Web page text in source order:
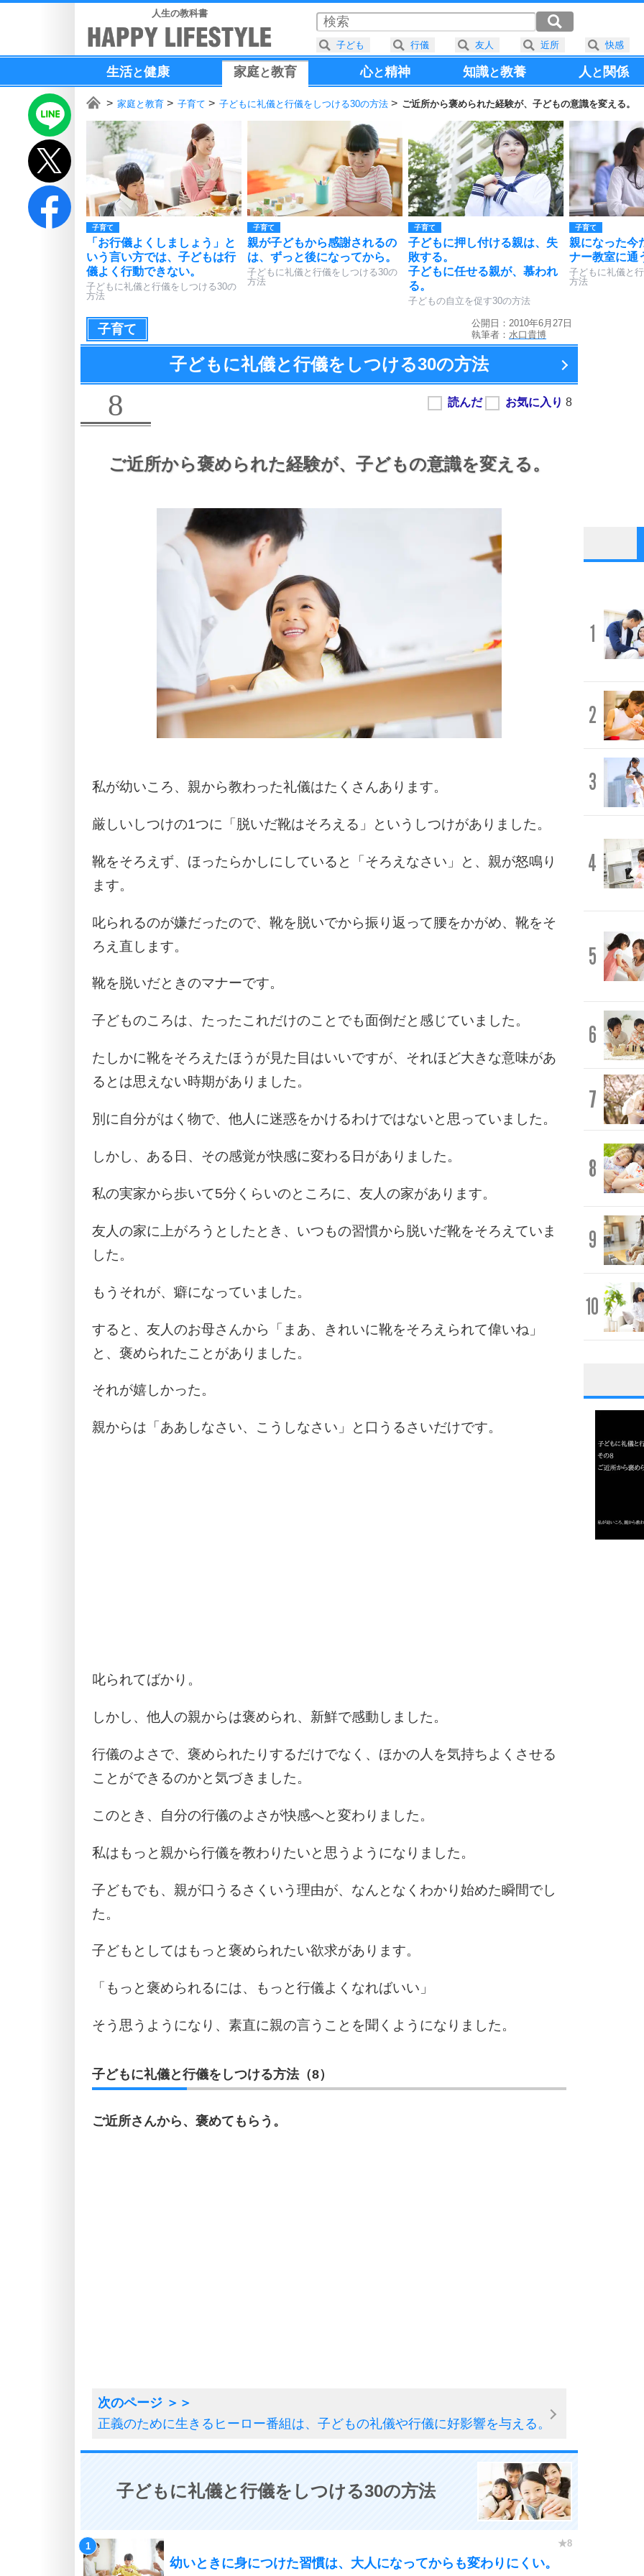
人生の教科書
生活と健康 家庭と教育 心と精神 知識と教養 人と 関係
家庭と教育 子育て 子どもに礼儀と行儀をしつける30の方法 ご近所から褒められた経験が、子どもの意識を変える。
子育て
「お行儀よくしましょう」と
いう言い方では、子どもは行
儀よく行動できない。
子どもに礼儀と行儀をしつける30の
方法
子育て
親が子どもから感謝されるの
は、ずっと後になってから。
子どもに礼儀と行儀をしつける30の
方法
子育て
子どもに押し付ける親は、失
敗する。
子どもに任せる親が、慕われ
る。
子どもの自立を促す30の方法
子育て
親になった今
ナー教室に通
子どもに礼儀と
方法
子育て
公開日：2010年6月27日
執筆者： 水口貴博
子どもに礼儀と行儀をしつける30の方法
8
ご近所から褒められた経験が、 子どもの意識を変える。
私が幼いころ、親から教わった礼儀はたくさんあります。
厳しいしつけの1つに「脱いだ靴はそろえる」というしつけがありました。
靴をそろえず、ほったらかしにしていると「そろえなさい」と、親が怒鳴り
ます。
叱られるのが嫌だったので、靴を脱いでから振り返って腰をかがめ、靴をそ
ろえ直します。
靴を脱いだときのマナーです。
子どものころは、たったこれだけのことでも面倒だと感じていました。
たしかに靴をそろえたほうが見た目はいいですが、それほど大きな意味があ
るとは思えない時期がありました。
別に自分がはく物で、他人に迷惑をかけるわけではないと思っていました。
しかし、ある日、その感覚が快感に変わる日がありました。
私の実家から歩いて5分くらいのところに、友人の家があります。
友人の家に上がろうとしたとき、いつもの習慣から脱いだ靴をそろえていま
した。
もうそれが、癖になっていました。
すると、友人のお母さんから「まあ、きれいに靴をそろえられて偉いね」
と、褒められたことがありました。
それが嬉しかった。
親からは「ああしなさい、こうしなさい」と口うるさいだけです。
叱られてばかり。
しかし、他人の親からは褒められ、新鮮で感動しました。
行儀のよさで、褒められたりするだけでなく、ほかの人を気持ちよくさせる
ことができるのかと気づきました。
このとき、自分の行儀のよさが快感へと変わりました。
私はもっと親から行儀を教わりたいと思うようになりました。
子どもでも、親が口うるさくいう理由が、なんとなくわかり始めた瞬間でし
た。
子どもとしてはもっと褒められたい欲求があります。
「もっと褒められるには、もっと行儀よくなればいい」
そう思うようになり、素直に親の言うことを聞くようになりました。
子どもに礼儀と行儀をしつける方法（8）
ご近所さんから、褒めてもらう。
正義のために生きるヒーロー番組は、子どもの礼儀や行儀に好影響を与える。
子どもに礼儀と行儀をしつける30の方法
幼いときに身につけた習慣は、大人になってからも変わりにくい。
1
2
3
4
5
6
7
8
9
10
1
3
子ども 行儀 友人 近所 快感